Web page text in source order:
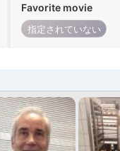
Favorite movie
指定されていない